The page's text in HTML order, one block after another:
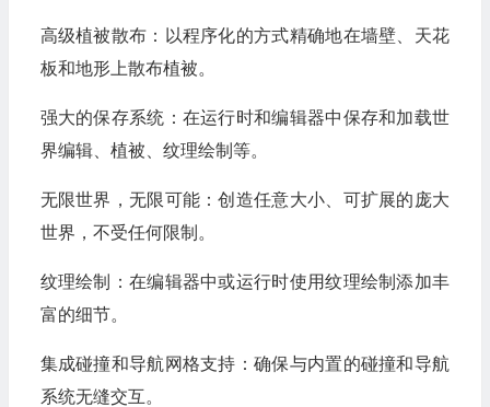
高级植被散布：以程序化的方式精确地在墙壁、天花
板和地形上散布植被。
强大的保存系统：在运行时和编辑器中保存和加载世
界编辑、植被、纹理绘制等。
无限世界，无限可能：创造任意大小、可扩展的庞大
世界，不受任何限制。
纹理绘制：在编辑器中或运行时使用纹理绘制添加丰
富的细节。
集成碰撞和导航网格支持：确保与内置的碰撞和导航
系统无缝交互。